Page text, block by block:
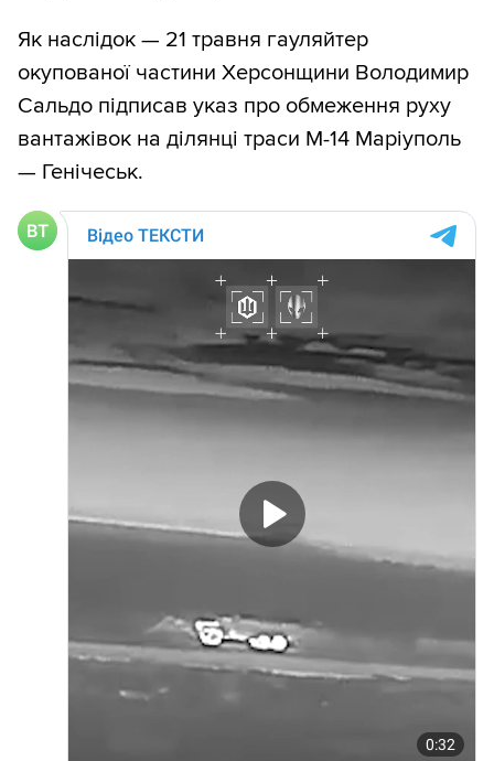
Як наслідок — 21 травня гауляйтер
окупованої частини Херсонщини Володимир
Сальдо підписав указ про обмеження руху
вантажівок на ділянці траси М-14 Маріуполь
— Генічеськ.